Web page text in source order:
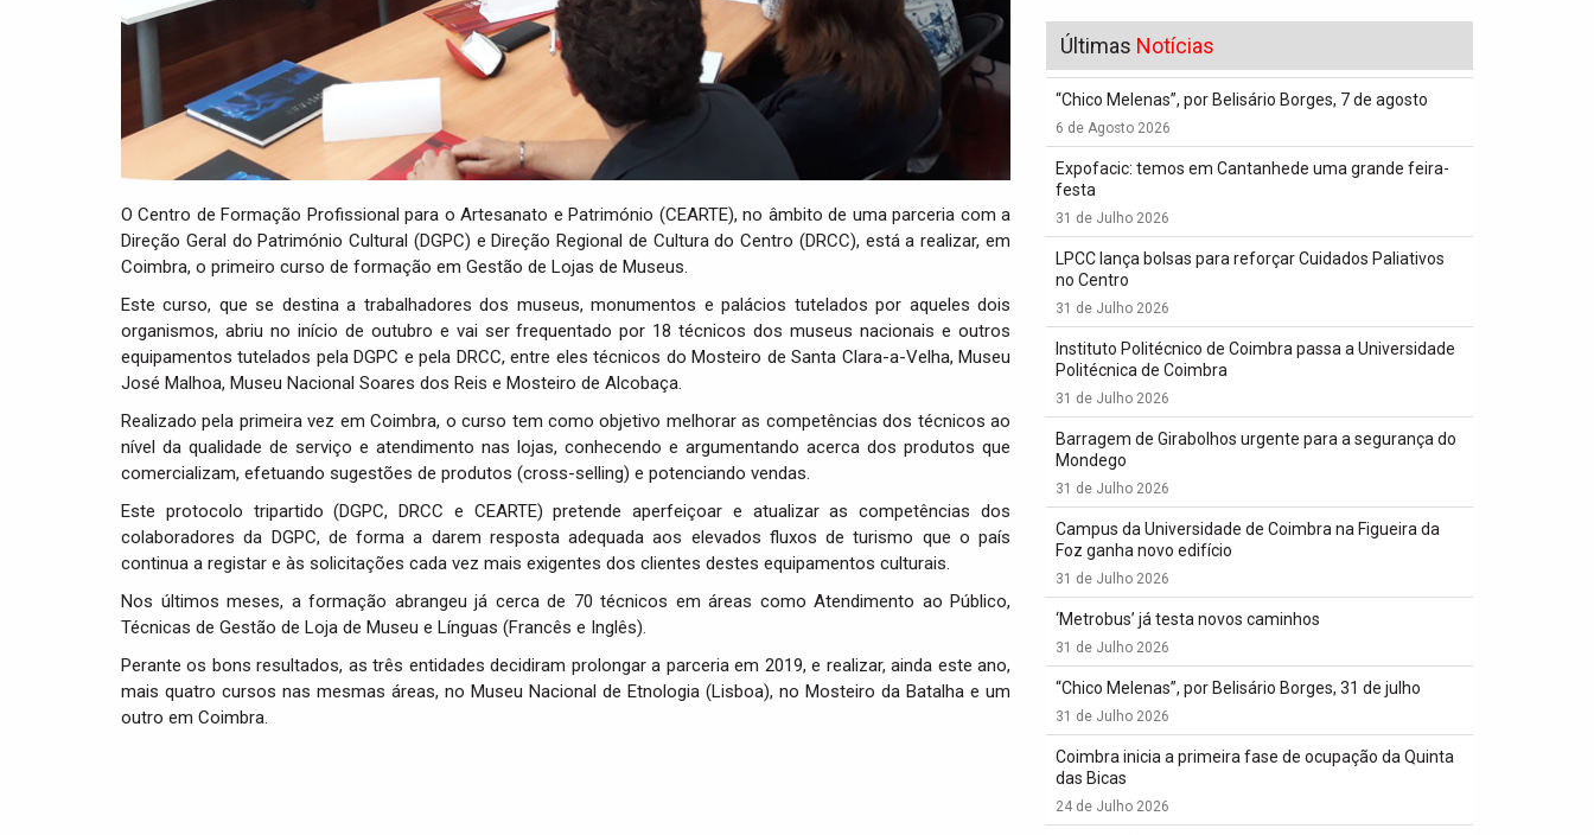
O Centro de Formação Profissional para o Artesanato e Património (CEARTE), no âmbito de uma parceria com a
Direção Geral do Património Cultural (DGPC) e Direção Regional de Cultura do Centro (DRCC), está a realizar, em
Coimbra, o primeiro curso de formação em Gestão de Lojas de Museus.
Este curso, que se destina a trabalhadores dos museus, monumentos e palácios tutelados por aqueles dois
organismos, abriu no início de outubro e vai ser frequentado por 18 técnicos dos museus nacionais e outros
equipamentos tutelados pela DGPC e pela DRCC, entre eles técnicos do Mosteiro de Santa Clara-a-Velha, Museu
José Malhoa, Museu Nacional Soares dos Reis e Mosteiro de Alcobaça.
Realizado pela primeira vez em Coimbra, o curso tem como objetivo melhorar as competências dos técnicos ao
nível da qualidade de serviço e atendimento nas lojas, conhecendo e argumentando acerca dos produtos que
comercializam, efetuando sugestões de produtos (cross-selling) e potenciando vendas.
Este protocolo tripartido (DGPC, DRCC e CEARTE) pretende aperfeiçoar e atualizar as competências dos
colaboradores da DGPC, de forma a darem resposta adequada aos elevados fluxos de turismo que o país
continua a registar e às solicitações cada vez mais exigentes dos clientes destes equipamentos culturais.
Nos últimos meses, a formação abrangeu já cerca de 70 técnicos em áreas como Atendimento ao Público,
Técnicas de Gestão de Loja de Museu e Línguas (Francês e Inglês).
Perante os bons resultados, as três entidades decidiram prolongar a parceria em 2019, e realizar, ainda este ano,
mais quatro cursos nas mesmas áreas, no Museu Nacional de Etnologia (Lisboa), no Mosteiro da Batalha e um
outro em Coimbra.
Últimas Notícias
“Chico Melenas”, por Belisário Borges, 7 de agosto
6 de Agosto 2026
Expofacic: temos em Cantanhede uma grande feira-
festa
31 de Julho 2026
LPCC lança bolsas para reforçar Cuidados Paliativos
no Centro
31 de Julho 2026
Instituto Politécnico de Coimbra passa a Universidade
Politécnica de Coimbra
31 de Julho 2026
Barragem de Girabolhos urgente para a segurança do
Mondego
31 de Julho 2026
Campus da Universidade de Coimbra na Figueira da
Foz ganha novo edifício
31 de Julho 2026
‘Metrobus’ já testa novos caminhos
31 de Julho 2026
“Chico Melenas”, por Belisário Borges, 31 de julho
31 de Julho 2026
Coimbra inicia a primeira fase de ocupação da Quinta
das Bicas
24 de Julho 2026